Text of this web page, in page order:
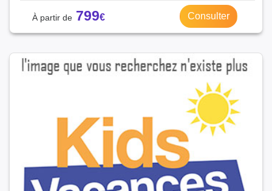
799 Consulter